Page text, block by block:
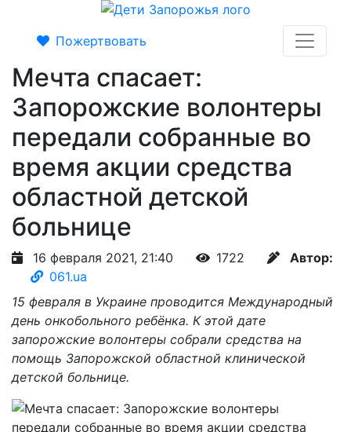
Пожертвовать
Мечта спасает:
Запорожские волонтеры
передали собранные во
время акции средства
областной детской
больнице
16 февраля 2021, 21:40 1722
Автор:
061.ua
15 февраля в Украине проводится Международный
день онкобольного ребёнка. К этой дате
запорожские волонтеры собрали средства на
помощь Запорожской областной клинической
детской больнице.